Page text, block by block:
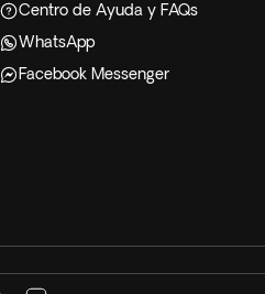
Centro de Ayuda y FAQs
WhatsApp
Facebook Messenger